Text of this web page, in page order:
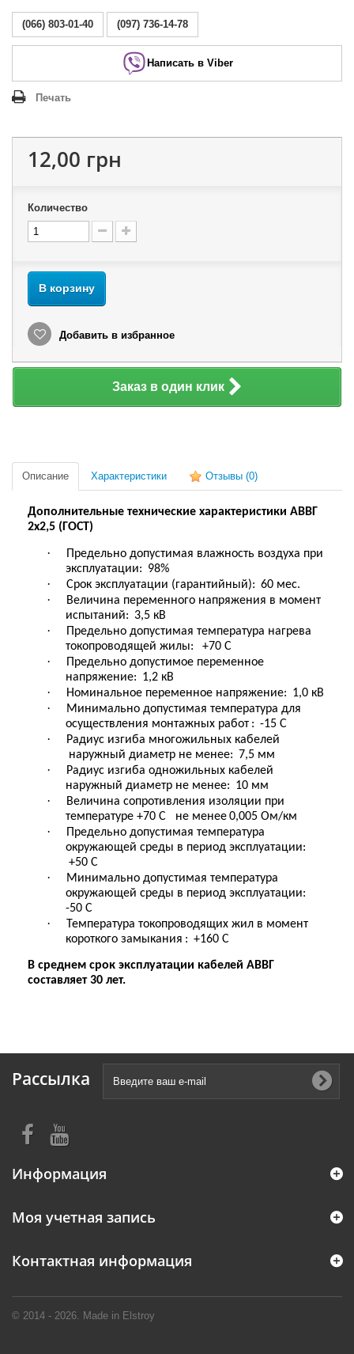
(066) 803-01-40 (097) 736-14-78
Написать в Viber
Печать
12,00 грн
Количество
В корзину
Добавить в избранное
Заказ в один клик
Описание Характеристики Отзывы (0)
Дополнительные технические характеристики АВВГ
2х2,5 (ГОСТ)
·
Предельно допустимая влажность воздуха при
эксплуатации: 98%
· Срок эксплуатации (гарантийный): 60 мес.
·
Величина переменного напряжения в момент
испытаний: 3,5 кВ
·
Предельно допустимая температура нагрева
токопроводящей жилы: +70 С
·
Предельно допустимое переменное
напряжение: 1,2 кВ
· Номинальное переменное напряжение: 1,0 кВ
·
Минимально допустимая температура для
осуществления монтажных работ : -15 С
·
Радиус изгиба многожильных кабелей
наружный диаметр не менее: 7,5 мм
·
Радиус изгиба одножильных кабелей
наружный диаметр не менее: 10 мм
·
Величина сопротивления изоляции при
температуре +70 С
не менее0,005 Ом/км
·
Предельно допустимая температура
окружающей среды в период эксплуатации:
+50 С
·
Минимально допустимая температура
окружающей среды в период эксплуатации:
-50 С
·
Температура токопроводящих жил в момент
короткого замыкания : +160 С
В среднем срок эксплуатации кабелей АВВГ
составляет 30 лет.
Рассылка
Информация
© 2014 - 2026. Made in Elstroy
Моя учетная запись
Контактная информация